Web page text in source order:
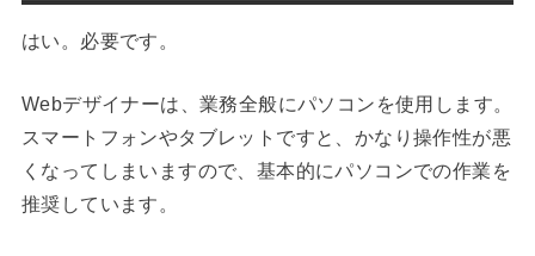
はい。必要です。
Webデザイナーは、業務全般にパソコンを使用します。
スマートフォンやタブレットですと、かなり操作性が悪
くなってしまいますので、基本的にパソコンでの作業を
推奨しています。